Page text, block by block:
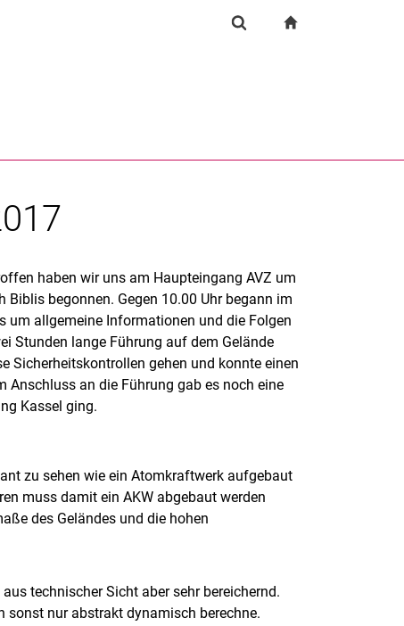
haben wir uns am Haupteingang AVZ um
begonnen. Gegen 10.00 Uhr begann im
um allgemeine Informationen und die Folgen
Stunden lange Führung auf dem Gelände
Sicherheitskontrollen gehen und konnte einen
Anschluss an die Führung gab es noch eine
Kassel ging.
zu sehen wie ein Atomkraftwerk aufgebaut
muss damit ein AKW abgebaut werden
des Geländes und die hohen
technischer Sicht aber sehr bereichernd.
sonst nur abstrakt dynamisch berechne.